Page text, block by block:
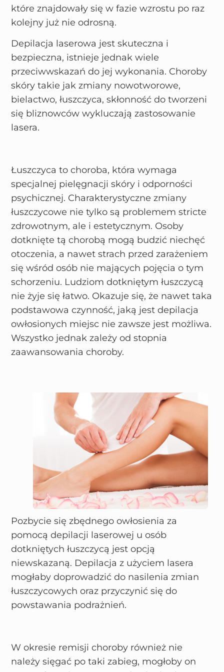
które znajdowały się w fazie wzrostu po raz
kolejny już nie odrosną.
Depilacja laserowa jest skuteczna i
bezpieczna, istnieje jednak wiele
przeciwwskazań do jej wykonania. Choroby
skóry takie jak zmiany nowotworowe,
bielactwo, łuszczyca, skłonność do tworzeni
się bliznowców wykluczają zastosowanie
lasera.
Łuszczyca to choroba, która wymaga
specjalnej pielęgnacji skóry i odporności
psychicznej. Charakterystyczne zmiany
łuszczycowe nie tylko są problemem stricte
zdrowotnym, ale i estetycznym. Osoby
dotknięte tą chorobą mogą budzić niechęć
otoczenia, a nawet strach przed zarażeniem
się wśród osób nie mających pojęcia o tym
schorzeniu. Ludziom dotkniętym łuszczycą
nie żyje się łatwo. Okazuje się, że nawet taka
podstawowa czynność, jaką jest depilacja
owłosionych miejsc nie zawsze jest możliwa.
Wszystko jednak zależy od stopnia
zaawansowania choroby.
Pozbycie się zbędnego owłosienia za
pomocą depilacji laserowej u osób
dotkniętych łuszczycą jest opcją
niewskazaną. Depilacja z użyciem lasera
mogłaby doprowadzić do nasilenia zmian
łuszczycowych oraz przyczynić się do
powstawania podrażnień.
W okresie remisji choroby również nie
należy sięgać po taki zabieg, mogłoby on